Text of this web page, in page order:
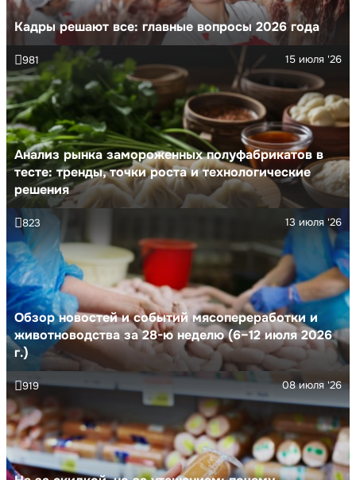
Кадры решают все: главные вопросы 2026 года
Анализ рынка замороженных полуфабрикатов в
тесте: тренды, точки роста и технологические
решения
15 июля '26
981
Обзор новостей и событий мясопереработки и
животноводства за 28-ю неделю (6–12 июля 2026
г.)
13 июля '26
823
08 июля '26
919